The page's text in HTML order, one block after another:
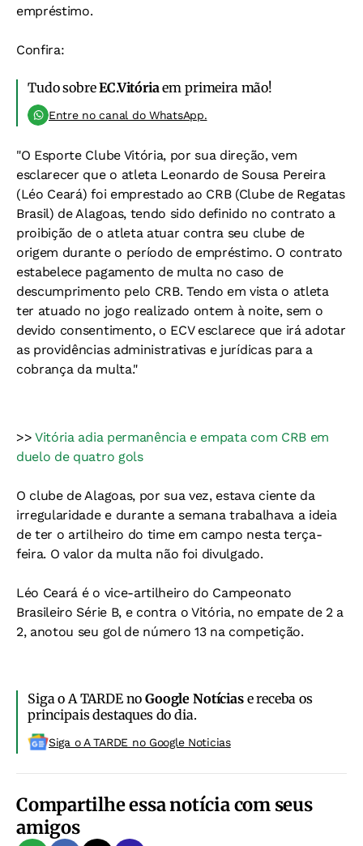
empréstimo.
Confira:
Tudo sobreEC.Vitória em primeira mão!
Entre no canal do WhatsApp.
"O Esporte Clube Vitória, por sua direção, vem
esclarecer que o atleta Leonardo de Sousa Pereira
(Léo Ceará) foi emprestado ao CRB (Clube de Regatas
Brasil) de Alagoas, tendo sido definido no contrato a
proibição de o atleta atuar contra seu clube de
origem durante o período de empréstimo. O contrato
estabelece pagamento de multa no caso de
descumprimento pelo CRB. Tendo em vista o atleta
ter atuado no jogo realizado ontem à noite, sem o
devido consentimento, o ECV esclarece que irá adotar
as providências administrativas e jurídicas para a
cobrança da multa."
>>Vitória adia permanência e empata com CRB em
duelo de quatro gols
O clube de Alagoas, por sua vez, estava ciente da
irregularidade e durante a semana trabalhava a ideia
de ter o artilheiro do time em campo nesta terça-
feira. O valor da multa não foi divulgado.
Léo Ceará é o vice-artilheiro do Campeonato
Brasileiro Série B, e contra o Vitória, no empate de 2 a
2, anotou seu gol de número 13 na competição.
Siga o A TARDE noGoogle Notíciase receba os
principais destaques do dia.
Siga o A TARDE no Google Noticias
Compartilhe essa notícia com seus
amigos